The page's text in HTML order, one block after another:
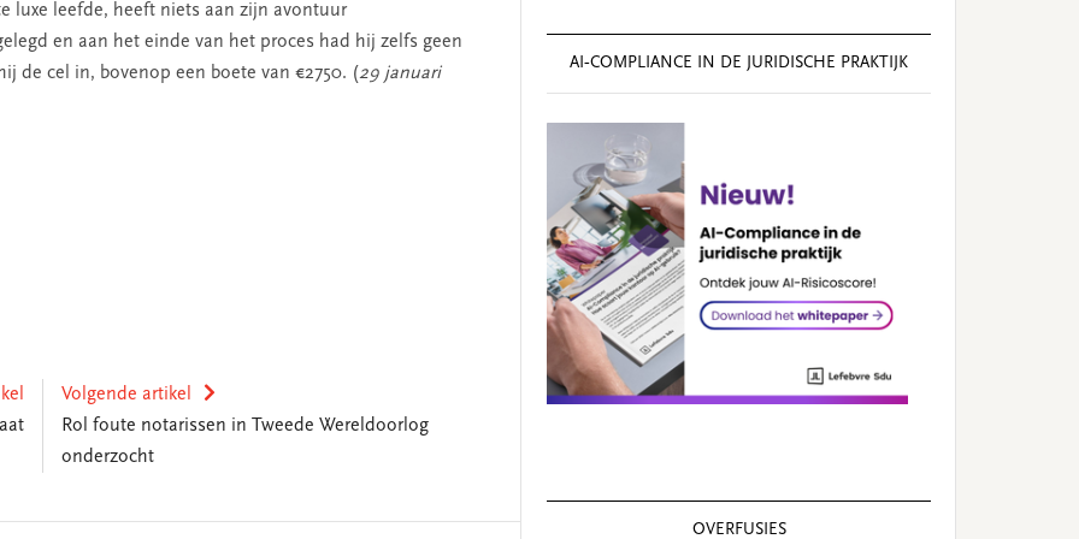
luxe leefde, heeft niets aan zijn avontuur
en aan het einde van het proces had hij zelfs geen
de cel in, bovenop een boete van €2750. (29 januari
Volgende artikel
Rol foute notarissen in Tweede Wereldoorlog
onderzocht
AI‑COMPLIANCE IN DE JURIDISCHE PRAKTIJK
OVERFUSIES